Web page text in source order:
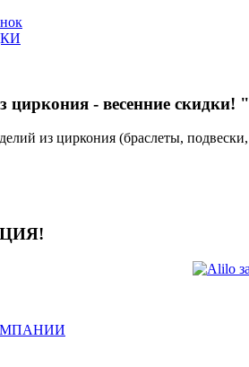
циркония - весенние скидки! "
из циркония (браслеты,